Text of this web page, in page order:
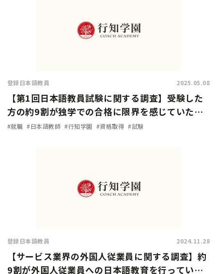
登録日本語教員 2025.05.08
【第1回日本語教員試験に関する調査】受験した
方の約9割が独学での合格に限界を感じていた…
試験対策方法や試験の難易度は？
#就職 #日本語教師 #行知学園 #資格取得 #試験
登録日本語教員 2024.11.28
【サービス業界の外国人従業員に関する調査】約
9割が外国人従業員への日本語教育を行っている